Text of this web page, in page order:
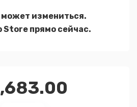
измениться.
Store прямо сейчас.